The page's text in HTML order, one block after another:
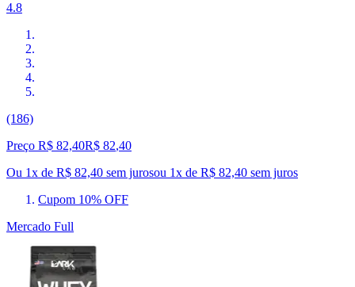
4.8
(186)
Preço R$ 82,40R$ 82,40
Ou 1x de R$ 82,40 sem jurosou 1x de R$ 82,40 sem juros
Cupom 10% OFF
Mercado Full